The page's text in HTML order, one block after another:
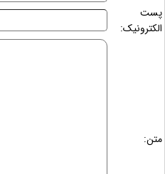
پست
الکترونیک:
متن: